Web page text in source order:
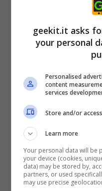
d’illuminazione
argomento
momento e
network di King Art
rimanete
Iron Harvest 1920+
su tre fazioni ed i
fazione offre
nelle intense
solo offre una
geekit.it asks
your personal
Personalised
content
services
Store and/or
Learn more
Your personal data will be
your device (cookies,
data) may be stored by,
partners, or used
may use precise